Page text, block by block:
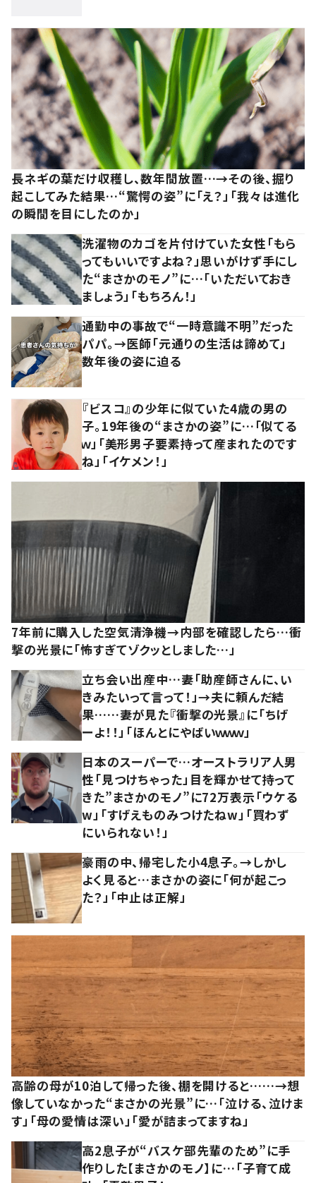
長ネギの葉だけ収穫し、数年間放置…→その後、掘り
起こしてみた結果…“驚愕の姿”に「え？」「我々は進化
の瞬間を目にしたのか」
洗濯物のカゴを片付けていた女性「もら
ってもいいですよね？」思いがけず手にし
た“まさかのモノ”に…「いただいておき
ましょう」「もちろん！」
通勤中の事故で“一時意識不明”だった
パパ。→医師「元通りの生活は諦めて」
数年後の姿に迫る
『ビスコ』の少年に似ていた4歳の男の
子。19年後の“まさかの姿”に…「似てる
ｗ」「美形男子要素持って産まれたのです
ね」「イケメン！」
7年前に購入した空気清浄機→内部を確認したら…衝
撃の光景に「怖すぎてゾクッとしました…」
立ち会い出産中…妻「助産師さんに、い
きみたいって言って！」→夫に頼んだ結
果……妻が見た『衝撃の光景』に「ちげ
ーよ！！」「ほんとにやばいｗｗｗ」
日本のスーパーで…オーストラリア人男
性「見つけちゃった」目を輝かせて持って
きた”まさかのモノ”に72万表示「ウケる
w」「すげえものみつけたねw」「買わず
にいられない！」
豪雨の中、帰宅した小4息子。→しかし
よく見ると…まさかの姿に「何が起こっ
た？」「中止は正解」
高齢の母が10泊して帰った後、棚を開けると……→想
像していなかった“まさかの光景”に…「泣ける、泣けま
す」「母の愛情は深い」「愛が詰まってますね」
高2息子が“バスケ部先輩のため”に手
作りした【まさかのモノ】に…「子育て成